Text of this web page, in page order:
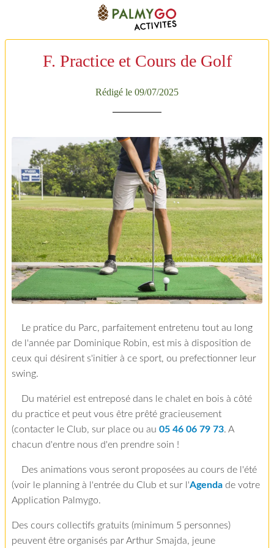
F. Practice et Cours de Golf
Rédigé le 09/07/2025
Le pratice du Parc, parfaitement entretenu tout au long
de l'année par Dominique Robin, est mis à disposition de
ceux qui désirent s'initier à ce sport, ou prefectionner leur
swing.
Du matériel est entreposé dans le chalet en bois à côté
du practice et peut vous être prêté gracieusement
(contacter le Club, sur place ou au 05 46 06 79 73. A
chacun d'entre nous d'en prendre soin !
Des animations vous seront proposées au cours de l'été
(voir le planning à l'entrée du Club et sur l'Agenda de votre
Application Palmygo.
Des cours collectifs gratuits (minimum 5 personnes)
peuvent être organisés par Arthur Smajda, jeune